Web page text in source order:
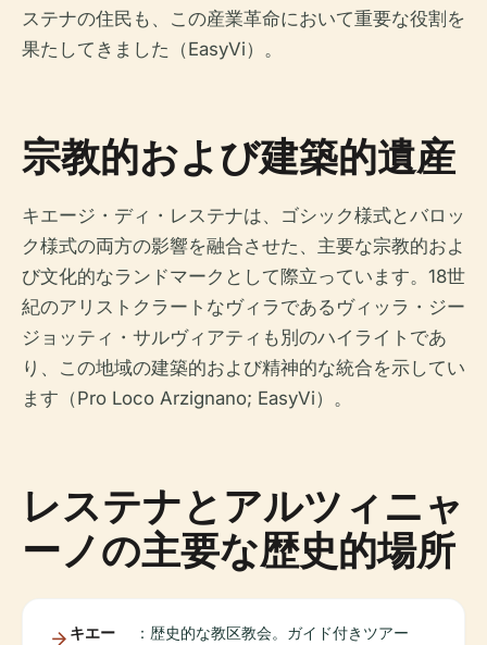
ステナの住民も、この産業革命において重要な役割を
果たしてきました（EasyVi）。
宗教的および建築的遺産
キエージ・ディ・レステナは、ゴシック様式とバロッ
ク様式の両方の影響を融合させた、主要な宗教的およ
び文化的なランドマークとして際立っています。18世
紀のアリストクラートなヴィラであるヴィッラ・ジー
ジョッティ・サルヴィアティも別のハイライトであ
り、この地域の建築的および精神的な統合を示してい
ます（Pro Loco Arzignano; EasyVi）。
レステナとアルツィニャ
ーノの主要な歴史的場所
キエー
：歴史的な教区教会。ガイド付きツアー